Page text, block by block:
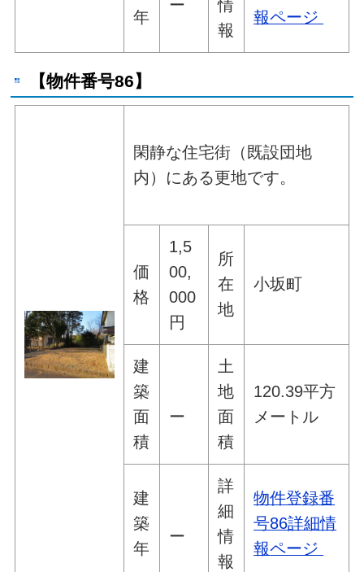
年
ー
情
報
報ページ
【物件番号86】
閑静な住宅街（既設団地
内）にある更地です。
価
格
1,5
00,
000
円
所
在
地
小坂町
建
築
面
積
ー
土
地
面
積
120.39平方
メートル
建
築
年
ー
詳
細
情
報
物件登録番
号86詳細情
報ページ